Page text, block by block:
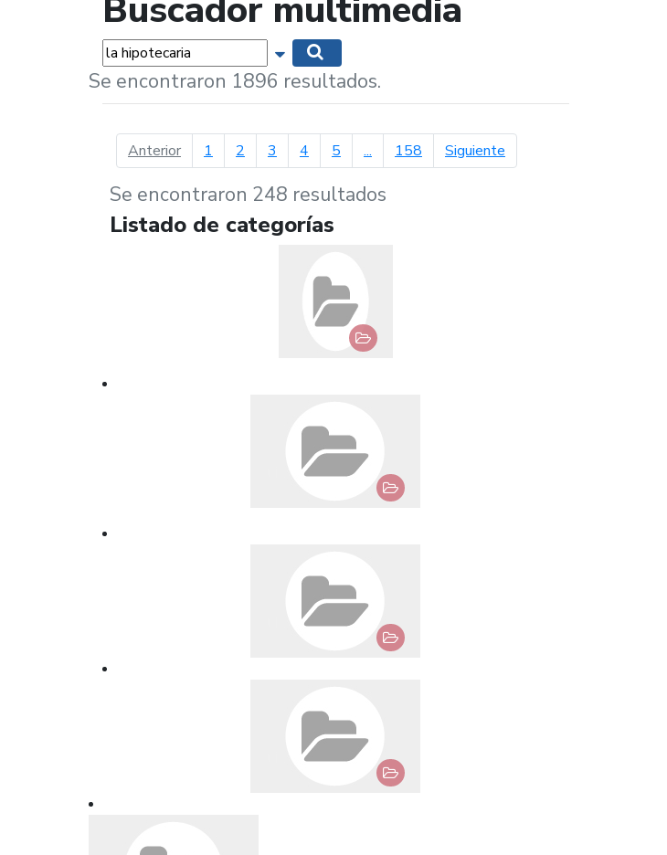
Buscador multimedia
Palabras... Mostrar opciones de búsqueda
Se encontraron 1896 resultados.
Anteriorpágina anterior
1 2 3 4 5 ... 158 Siguientepágina siguiente
Se encontraron 248 resultados
Listado de categorías